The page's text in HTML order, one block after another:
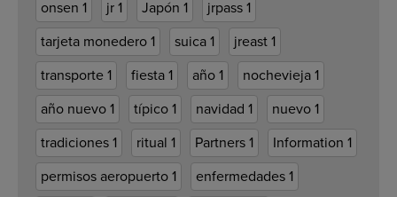
onsen 1 jr 1 Japón 1 jrpass 1
tarjeta monedero 1 suica 1 jreast 1
transporte 1 fiesta 1 año 1 nochevieja 1
año nuevo 1 típico 1 navidad 1 nuevo 1
tradiciones 1 ritual 1 Partners 1 Information 1
permisos aeropuerto 1 enfermedades 1